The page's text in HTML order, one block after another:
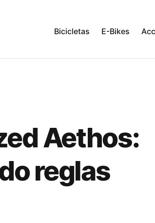
Bicicletas E-Bikes
Aethos:
reglas